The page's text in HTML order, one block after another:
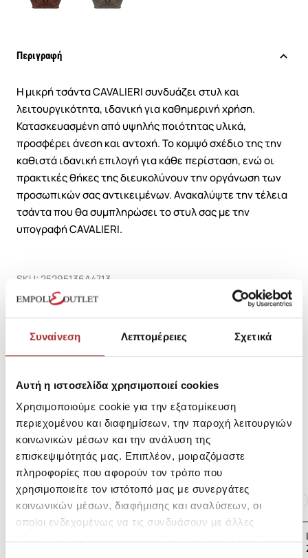
Συναίνεση Λεπτομέρειες Σχετικά
Αυτή η ιστοσελίδα χρησιμοποιεί cookies
Χρησιμοποιούμε cookie για την εξατομίκευση
περιεχομένου και διαφημίσεων, την παροχή λειτουργιών
κοινωνικών μέσων και την ανάλυση της
επισκεψιμότητάς μας. Επιπλέον, μοιραζόμαστε
πληροφορίες που αφορούν τον τρόπο που
χρησιμοποιείτε τον ιστότοπό μας με συνεργάτες
κοινωνικών μέσων, διαφήμισης και αναλύσεων, οι
οποίοι ενδεχομένως να τις συνδυάσουν με άλλες
Περιγραφή
Η μικρή τσάντα CAVALIERI συνδυάζει στυλ και
λειτουργικότητα, ιδανική για καθημερινή χρήση.
Κατασκευασμένη από υψηλής ποιότητας υλικά,
προσφέρει άνεση και αντοχή. Το κομψό σχέδιο της την
καθιστά ιδανική επιλογή για κάθε περίσταση, ενώ οι
πρακτικές θήκες της διευκολύνουν την οργάνωση των
προσωπικών σας αντικειμένων. Ανακαλύψτε την τέλεια
τσάντα που θα συμπληρώσει το στυλ σας με την
υπογραφή CAVALIERI.
SKU: 25295136A4713
Κωδικός Κατασκευαστή: PH4214
Σύνθεση
Αποστολές Προϊόντων
Επιστροφές Προϊόντων
Ίδια κατηγορία Ίδιο Brand